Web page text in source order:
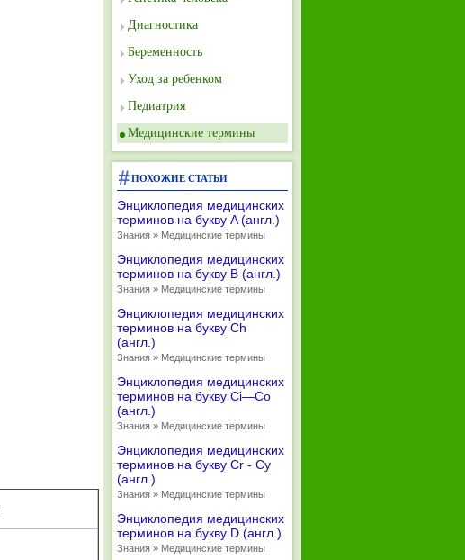
Диагностика
Беременность
Уход за ребенком
Педиатрия
Медицинские термины
ПОХОЖИЕ СТАТЬИ
Энциклопедия медицинских
терминов на букву A (англ.)
Знания » Медицинские термины
Энциклопедия медицинских
терминов на букву B (англ.)
Знания » Медицинские термины
Энциклопедия медицинских
терминов на букву Ch
(англ.)
Знания » Медицинские термины
Энциклопедия медицинских
терминов на букву Ci—Co
(англ.)
Знания » Медицинские термины
Энциклопедия медицинских
терминов на букву Cr - Cy
(англ.)
Знания » Медицинские термины
Энциклопедия медицинских
терминов на букву D (англ.)
Знания » Медицинские термины